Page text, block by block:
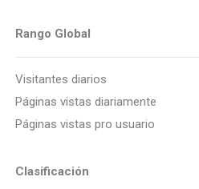
Rango Global
Visitantes diarios
Páginas vistas diariamente
Páginas vistas pro usuario
Clasificación